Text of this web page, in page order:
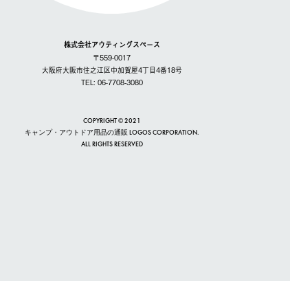
株式会社アウティングスペース
〒559-0017
大阪府大阪市住之江区中加賀屋4丁目4番18号
TEL: 06-7708-3080
COPYRIGHT © 2021
キャンプ・アウトドア用品の通販 LOGOS CORPORATION.
ALL RIGHTS RESERVED